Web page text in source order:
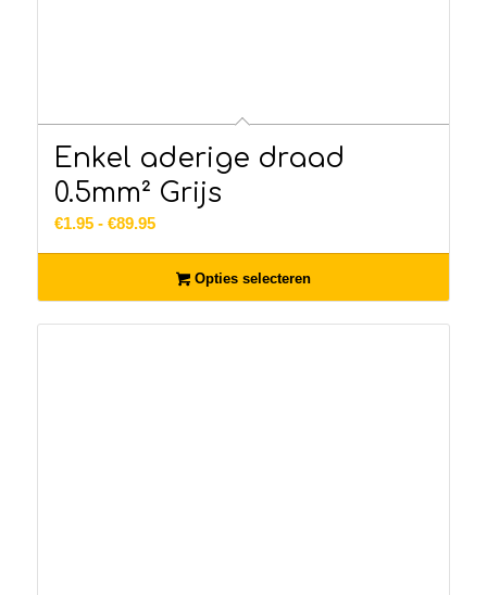
Enkel aderige draad
0.5mm² Grijs
€1.95 - €89.95Prijsklasse:
€89.95
Opties selecteren